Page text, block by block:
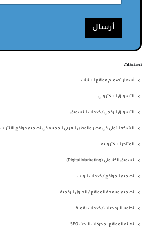
أرسال
تصنيفات
أسعار تصميم مواقع الانترنت
التسويق الالكتروني
التسويق الرقمي / خدمات التسويق
الشركه الأولي في مصر والوطن العربي المميزه في نصميم مواقع الأنترنت
المتاجر الالكترونيه
تسويق الكتروني (Digital Marketing)
تصميم المواقع / خدمات الويب
تصميم وبرمجة المواقع / الحلول الرقمية
تطوير البرمجيات / خدمات رقمية
تهيئه المواقع لمحركات البحث SEO